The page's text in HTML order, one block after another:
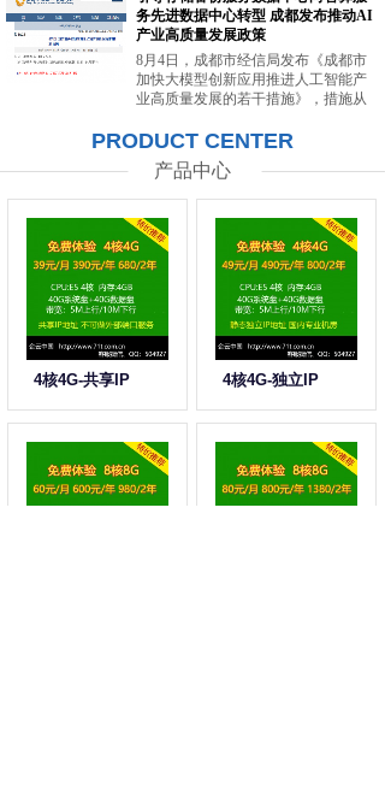
务先进数据中心转型 成都发布推动AI
产业高质量发展政策
8月4日，成都市经信局发布《成都市
加快大模型创新应用推进人工智能产
业高质量发展的若干措施》，措施从
力等方面提出20条举措。...
PRODUCT CENTER
产品中心
4核4G-共享IP 4核4G-独立IP